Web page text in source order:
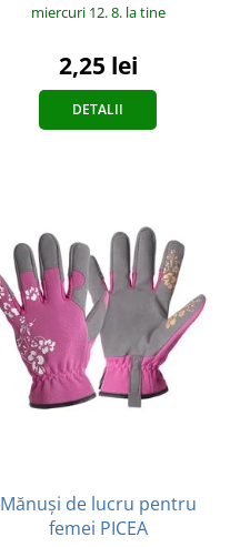
miercuri 12. 8. la tine
2,25 lei
DETALII
Mănuși de lucru pentru
femei PICEA